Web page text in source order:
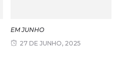
EM JUNHO
27 DE JUNHO, 2025